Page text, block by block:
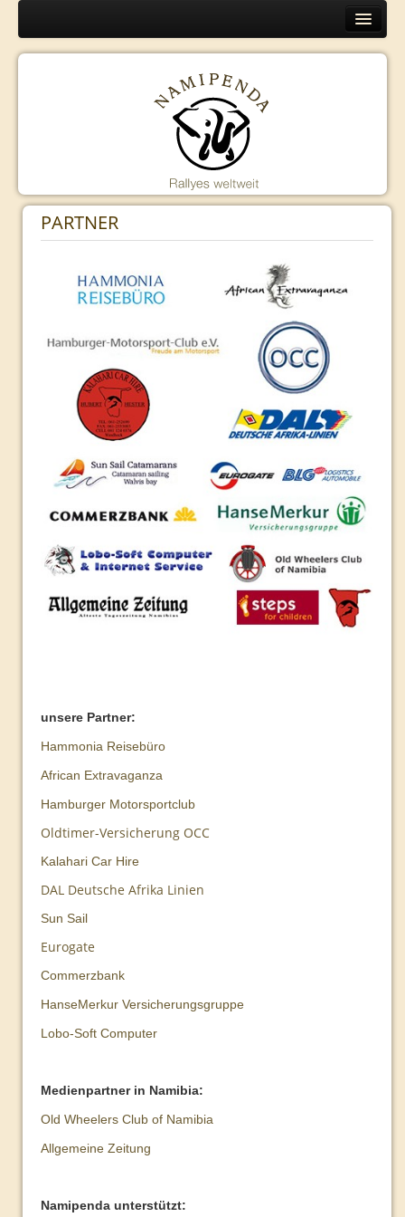
Home
Namibia
Programm
Routen
Kambodscha
Programm
Organisation
Routen
Seidenstraße
Programm
Organisation
Routen
Programm
Rückblick
Plakate
2008
2009
2013
PARTNER
unsere Partner:
Hammonia Reisebüro
African Extravaganza
Hamburger Motorsportclub
Oldtimer-Versicherung OCC
Kalahari Car Hire
DAL Deutsche Afrika Linien
Sun Sail
Eurogate
Commerzbank
HanseMerkur Versicherungsgruppe
Lobo-Soft Computer
Medienpartner in Namibia:
Old Wheelers Club of Namibia
Allgemeine Zeitung
Namipenda unterstützt: